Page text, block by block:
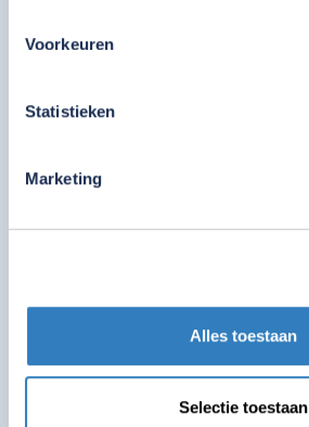
Voorkeuren
Statistieken
Marketing
Alles toestaan
Selectie toestaan